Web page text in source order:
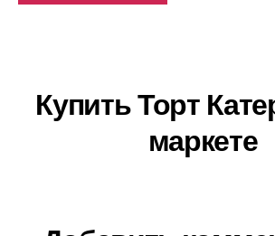
Купить Торт
маркете